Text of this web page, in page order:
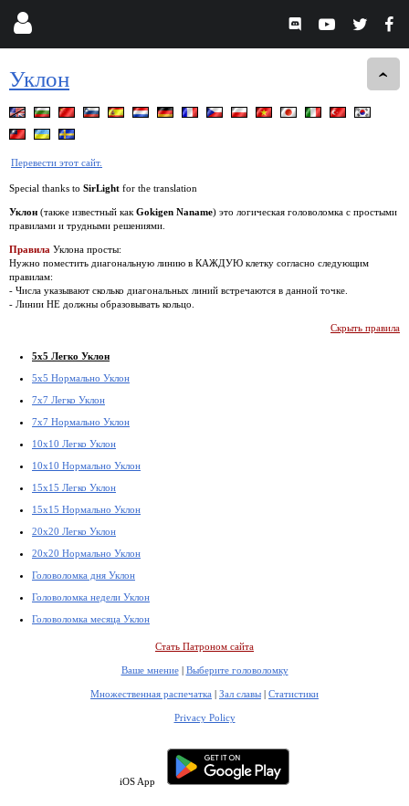
Уклон
Перевести этот сайт.
Special thanks to SirLight for the translation
Уклон (также известный как Gokigen Naname) это логическая головоломка с простыми
правилами и трудными решениями.
Правила Уклона просты:
Нужно поместить диагональную линию в КАЖДУЮ клетку согласно следующим
правилам:
- Числа указывают сколько диагональных линий встречаются в данной точке.
- Линии НЕ должны образовывать кольцо.
Скрыть правила
5x5 Легко Уклон
5x5 Нормально Уклон
7x7 Легко Уклон
7x7 Нормально Уклон
10x10 Легко Уклон
10x10 Нормально Уклон
15x15 Легко Уклон
15x15 Нормально Уклон
20x20 Легко Уклон
20x20 Нормально Уклон
Головоломка дня Уклон
Головоломка недели Уклон
Головоломка месяца Уклон
Стать Патроном сайта
Ваше мнение| Выберите головоломку
Множественная распечатка | Зал славы | Статистики
Privacy Policy
iOS App